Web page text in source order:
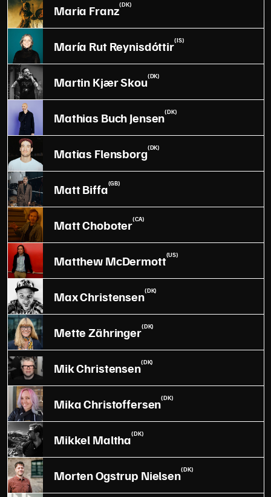
Maria Franz(DK)
María Rut Reynisdóttir(IS)
Martin Kjær Skou(DK)
Mathias Buch Jensen(DK)
Matias Flensborg(DK)
Matt Biffa(GB)
Matt Choboter(CA)
Matthew McDermott(US)
Max Christensen(DK)
Mette Zähringer(DK)
Mik Christensen(DK)
Mika Christoffersen(DK)
Mikkel Maltha(DK)
Morten Ogstrup Nielsen(DK)